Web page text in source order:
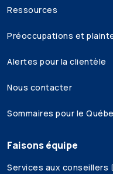
Ressources
Préoccupations et
Alertes pour la clientèle
Nous contacter
Sommaires pour le
Faisons équipe
Services aux conseillers